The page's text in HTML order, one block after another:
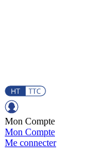
Mon Compte
Mon Compte
Me connecter